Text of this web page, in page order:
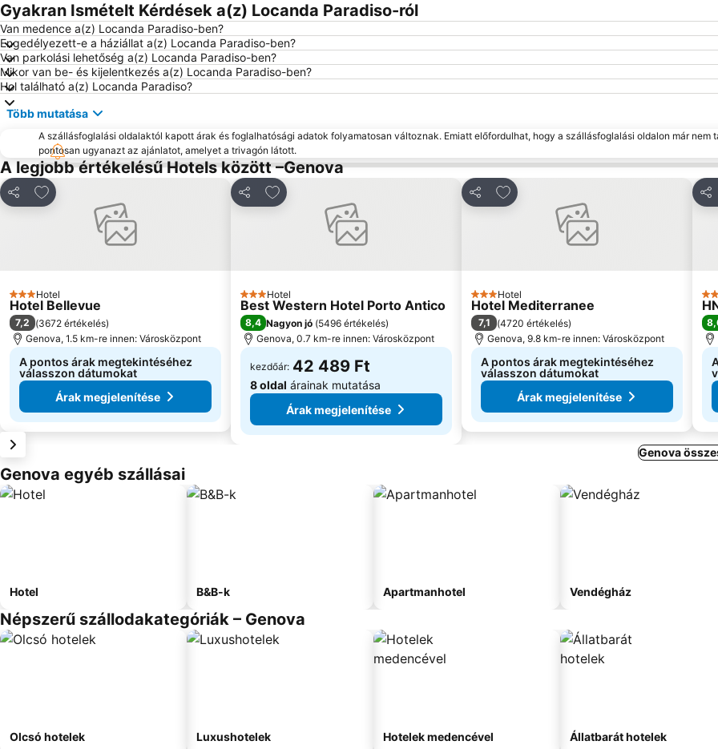
Gyakran Ismételt Kérdések a(z) Locanda Paradiso-ról
Van medence a(z) Locanda Paradiso-ben?
Engedélyezett-e a háziállat a(z) Locanda Paradiso-ben?
Van parkolási lehetőség a(z) Locanda Paradiso-ben?
Mikor van be- és kijelentkezés a(z) Locanda Paradiso-ben?
Hol található a(z) Locanda Paradiso?
Több mutatása
A szállásfoglalási oldalaktól kapott árak és foglalhatósági adatok folyamatosan változnak. Emiatt előfordulhat, hogy a szállásfoglalási oldalon már nem
pontosan ugyanazt az ajánlatot, amelyet a trivagón látott.
A legjobb értékelésű Hotels között –Genova
Megosztás
Hozzáadás a kedvencekhez
3 Kategória
Hotel
Hotel Bellevue
7,2 (3672 értékelés)
Genova, 1.5 km-re innen: Városközpont
A pontos árak megtekintéséhez
válasszon dátumokat
Árak megjelenítése
Megosztás
Hozzáadás a kedvencekhez
3 Kategória
Hotel
Best Western Hotel Porto Antico
8,4 Nagyon jó (5496 értékelés)
Genova, 0.7 km-re innen: Városközpont
kezdőár: 42 489 Ft
8 oldal árainak mutatása
Árak megjelenítése
Megosztás
Hozzáadás a kedvencekhez
3 Kategória
Hotel
Hotel Mediterranee
7,1 (4720 értékelés)
Genova, 9.8 km-re innen: Városközpont
A pontos árak megtekintéséhez
válasszon dátumokat
Árak megjelenítése
3
Genova
Genova egyéb szállásai
Hotel B&B-k Apartmanhotel Vendégház
Népszerű szállodakategóriák – Genova
Olcsó hotelek Luxushotelek Hotelek medencével Állatbarát hotelek